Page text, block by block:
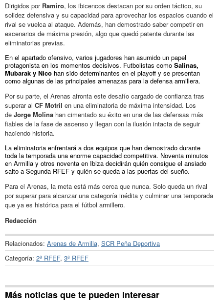
Dirigidos por Ramiro, los ibicencos destacan por su orden táctico, su
solidez defensiva y su capacidad para aprovechar los espacios cuando el
rival se vuelca al ataque. Además, han demostrado saber competir en
escenarios de máxima presión, algo que quedó patente durante las
eliminatorias previas.
En el apartado ofensivo, varios jugadores han asumido un papel
protagonista en los momentos decisivos. Futbolistas como Salinas,
Mubarak y Nico han sido determinantes en el playoff y se presentan
como algunas de las principales amenazas para la defensa armillera.
Por su parte, el Arenas afronta este desafío cargado de confianza tras
superar al CF Motril en una eliminatoria de máxima intensidad. Los
de Jorge Molina han cimentado su éxito en una de las defensas más
fiables de la fase de ascenso y llegan con la ilusión intacta de seguir
haciendo historia.
La eliminatoria enfrentará a dos equipos que han demostrado durante
toda la temporada una enorme capacidad competitiva. Noventa minutos
en Armilla y otros noventa en Ibiza decidirán quién consigue el ansiado
salto a Segunda RFEF y quién se queda a las puertas del sueño.
Para el Arenas, la meta está más cerca que nunca. Solo queda un rival
por superar para alcanzar una categoría inédita y culminar una temporada
que ya es histórica para el fútbol armillero.
Redacción
Relacionados: Arenas de Armilla, SCR Peña Deportiva
Categoría: 2ª RFEF, 3ª RFEF
Más noticias que te pueden interesar